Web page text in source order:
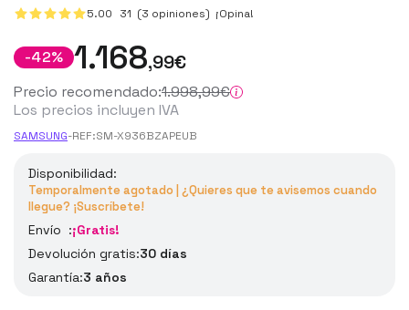
5.00 31 (3 opiniones) ¡Opina!
-42% 1.168,99€
Precio recomendado:1.998,99€
Los precios incluyen IVA
SAMSUNG-REF:SM-X936BZAPEUB
Disponibilidad:
Temporalmente agotado | ¿Quieres que te avisemos cuando
llegue? ¡Suscríbete!
Envío :¡Gratis!
Devolución gratis:30 días
Garantía:3 años